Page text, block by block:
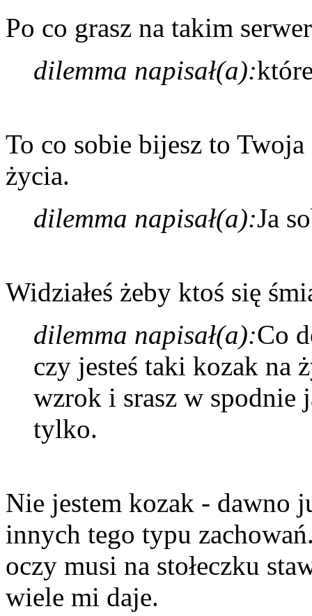
Po co grasz na takim
dilemma napisał(a):
To co sobie bijesz to
życia.
dilemma napisał(a):Ja
Widziałeś żeby ktoś się
dilemma napisał(a):Co
czy jesteś taki kozak na
wzrok i srasz w spodnie
tylko.
Nie jestem kozak - dawno
innych tego typu
oczy musi na stołeczku
wiele mi daje.